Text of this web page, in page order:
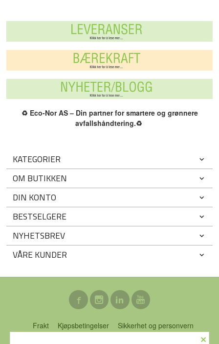
♻️ Eco-Nor AS – Din partner for smartere og grønnere
avfallshåndtering.♻️
KATEGORIER
OM BUTIKKEN
DIN KONTO
BESTSELGERE
NYHETSBREV
VÅRE KUNDER
Frakt Kjøpsbetingelser
Sikkerhet og personvern
×